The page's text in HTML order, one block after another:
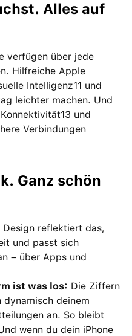
Alles auf
verfügen über jede
Hilfreiche Apple
Intelligenz11 und
leichter machen. Und
und
Verbindungen
Ganz schön
Design reflektiert das,
und passt sich
– über Apps und
ist was los: Die Ziffern
deinem
an. So bleibt
wenn du dein iPhone